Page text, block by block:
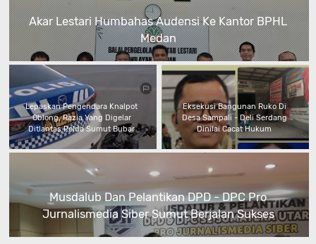
Akar Lestari Humbahas Audensi Ke Kantor BPHL
Medan
Lepaskan Pengendara Knalpot
Oblong, Razia Yang Digelar
Ditlantas Polda Sumut Bubar
Eksekusi Bangunan Ruko Di
Desa Sampali - Deli Serdang
Dinilai Cacat Hukum
Musdalub Dan Pelantikan DPD - DPC Pro
Jurnalismedia Siber Sumut Berjalan Sukses